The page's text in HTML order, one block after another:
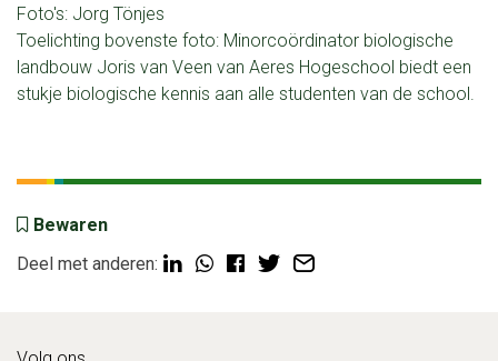
Foto's: Jorg Tönjes
Toelichting bovenste foto: Minorcoördinator biologische
landbouw Joris van Veen van Aeres Hogeschool biedt een
stukje biologische kennis aan alle studenten van de school.
Bewaren
Deel met anderen: